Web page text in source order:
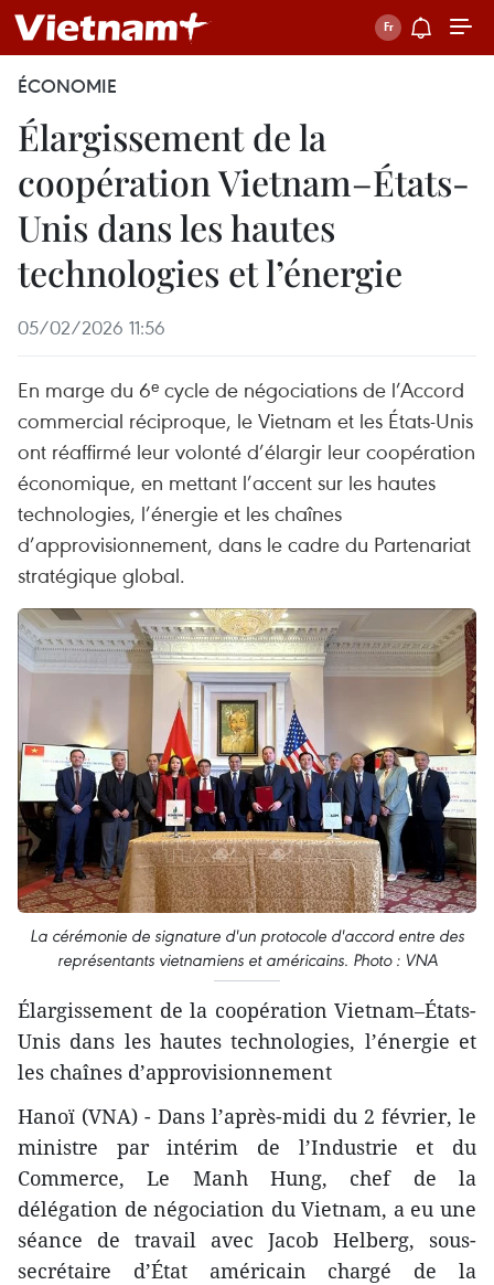
ÉCONOMIE
Élargissement de la
coopération Vietnam–États-
Unis dans les hautes
technologies et l’énergie
05/02/2026 11:56
En marge du 6ᵉ cycle de négociations de l’Accord
commercial réciproque, le Vietnam et les États-Unis
ont réaffirmé leur volonté d’élargir leur coopération
économique, en mettant l’accent sur les hautes
technologies, l’énergie et les chaînes
d’approvisionnement, dans le cadre du Partenariat
stratégique global.
La cérémonie de signature d'un protocole d'accord entre des
représentants vietnamiens et américains. Photo : VNA
Élargissement de la coopération Vietnam–États-
Unis dans les hautes technologies, l’énergie et
les chaînes d’approvisionnement
Hanoï (VNA) - Dans l’après-midi du 2 février, le
ministre par intérim de l’Industrie et du
Commerce, Le Manh Hung, chef de la
délégation de négociation du Vietnam, a eu une
séance de travail avec Jacob Helberg, sous-
secrétaire d’État américain chargé de la